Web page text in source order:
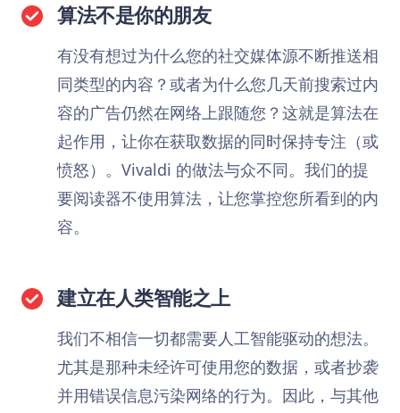
算法不是你的朋友
有没有想过为什么您的社交媒体源不断推送相
同类型的内容？或者为什么您几天前搜索过内
容的广告仍然在网络上跟随您？这就是算法在
起作用，让你在获取数据的同时保持专注（或
愤怒）。Vivaldi 的做法与众不同。我们的提
要阅读器不使用算法，让您掌控您所看到的内
容。
建立在人类智能之上
我们不相信一切都需要人工智能驱动的想法。
尤其是那种未经许可使用您的数据，或者抄袭
并用错误信息污染网络的行为。因此，与其他